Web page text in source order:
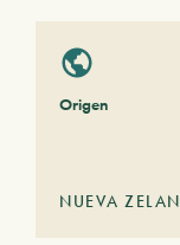
Origen
NUEVA